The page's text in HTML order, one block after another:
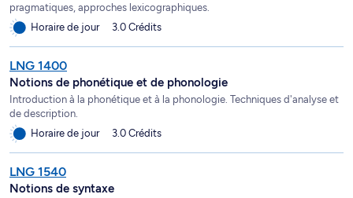
pragmatiques, approches lexicographiques.
Horaire de jour
3.0 Crédits
LNG 1400
Notions de phonétique et de phonologie
Introduction à la phonétique et à la phonologie. Techniques d'analyse et
de description.
Horaire de jour
3.0 Crédits
LNG 1540
Notions de syntaxe